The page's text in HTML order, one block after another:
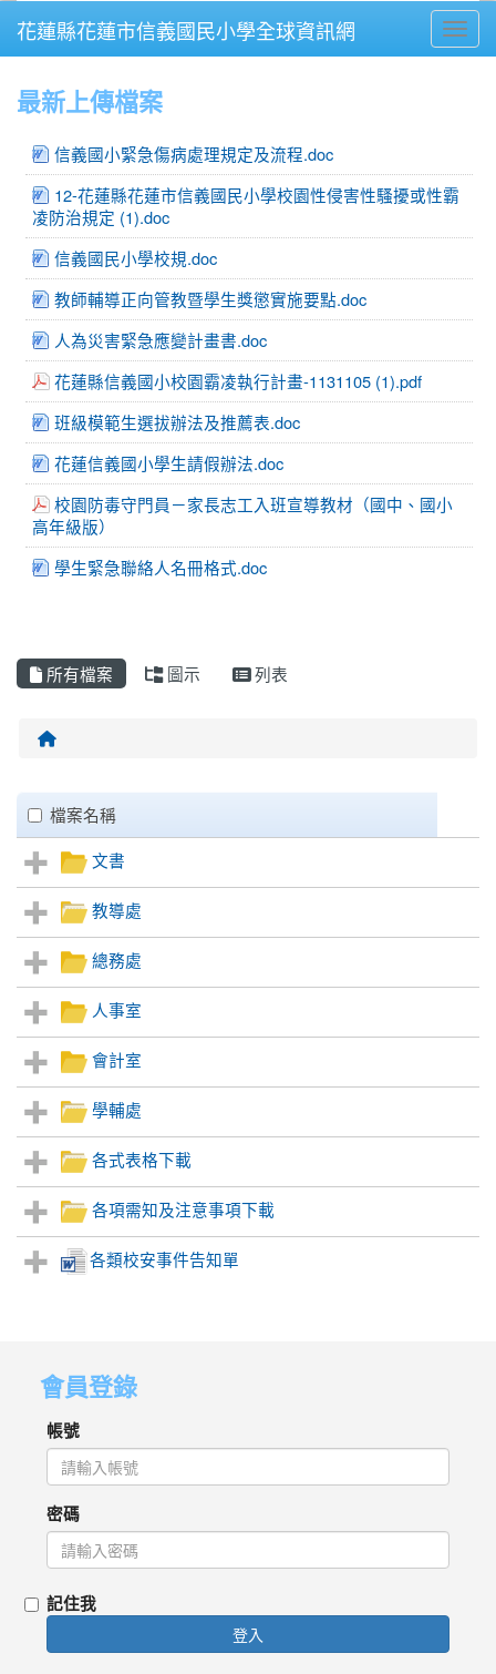
⏸
花蓮縣花蓮市信義國民小學全球資訊網
最新上傳檔案
信義國小緊急傷病處理規定及流程.doc
12-花蓮縣花蓮市信義國民小學校園性侵害性騷擾或性霸
凌防治規定 (1).doc
信義國民小學校規.doc
教師輔導正向管教暨學生獎懲實施要點.doc
人為災害緊急應變計畫書.doc
花蓮縣信義國小校園霸凌執行計畫-1131105 (1).pdf
班級模範生選拔辦法及推薦表.doc
花蓮信義國小學生請假辦法.doc
校園防毒守門員－家長志工入班宣導教材（國中、國小
高年級版）
學生緊急聯絡人名冊格式.doc
所有檔案 圖示 列表
回首頁
Files List
clickAll
檔案名稱
文書
教導處
總務處
人事室
會計室
學輔處
各式表格下載
各項需知及注意事項下載
各類校安事件告知單
會員登錄
帳號
密碼
記住我
登入